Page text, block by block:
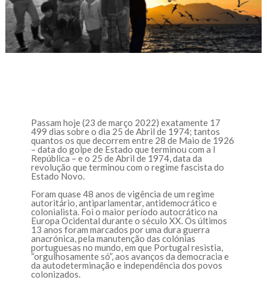
Passam hoje (23 de março 2022) exatamente 17
499 dias sobre o dia 25 de Abril de 1974; tantos
quantos os que decorrem entre 28 de Maio de 1926
– data do golpe de Estado que terminou com a I
República – e o 25 de Abril de 1974, data da
revolução que terminou com o regime fascista do
Estado Novo.
Foram quase 48 anos de vigência de um regime
autoritário, antiparlamentar, antidemocrático e
colonialista. Foi o maior período autocrático na
Europa Ocidental durante o século XX. Os últimos
13 anos foram marcados por uma dura guerra
anacrónica, pela manutenção das colónias
portuguesas no mundo, em que Portugal resistia,
“orgulhosamente só”, aos avanços da democracia e
da autodeterminação e independência dos povos
colonizados.